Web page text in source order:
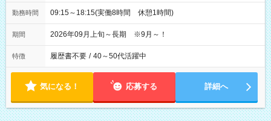
勤務時間 09:15～18:15(実働8時間 休憩1時間)
期間 2026年09月上旬～長期 ※9月～！
特徴 履歴書不要 / 40～50代活躍中
気になる！ 応募する 詳細へ